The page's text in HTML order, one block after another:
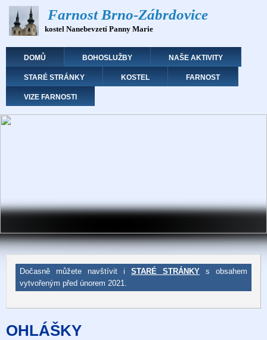
Přejít
hlavnímu
Farnost Brno-Zábrdovice
kostel Nanebevzetí Panny Marie
Hlavní navigace
DOMŮ BOHOSLUŽBY NAŠE AKTIVITY
STARÉ STRÁNKY KOSTEL FARNOST
VIZE FARNOSTI
Dočasně můžete navštívit iSTARÉ STRÁNKY s obsahem
vytvořeným před únorem 2021.
OHLÁŠKY